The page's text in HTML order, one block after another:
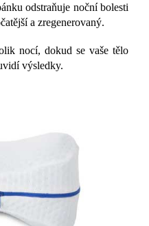
odstraňuje noční bolesti
a zregenerovaný.
nocí, dokud se vaše tělo
výsledky.